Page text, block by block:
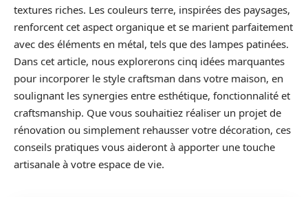
textures riches. Les couleurs terre, inspirées des paysages,
renforcent cet aspect organique et se marient parfaitement
avec des éléments en métal, tels que des lampes patinées.
Dans cet article, nous explorerons cinq idées marquantes
pour incorporer le style craftsman dans votre maison, en
soulignant les synergies entre esthétique, fonctionnalité et
craftsmanship. Que vous souhaitiez réaliser un projet de
rénovation ou simplement rehausser votre décoration, ces
conseils pratiques vous aideront à apporter une touche
artisanale à votre espace de vie.